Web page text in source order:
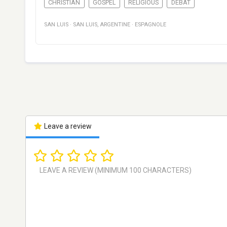
CHRISTIAN GOSPEL RELIGIOUS DÉBAT
SAN LUIS · SAN LUIS, ARGENTINE · ESPAGNOLE
Leave a review